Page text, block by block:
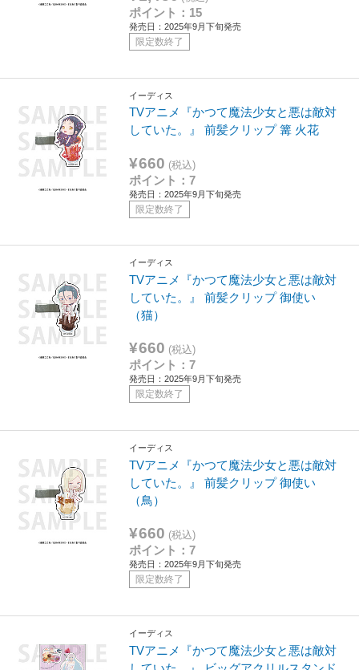
ポイント：15
発売日：2025年9月下旬発売
限定数終了
イーディス
TVアニメ『かつて魔法少女と悪は敵対
していた。』 前髪クリップ 篝 火花
¥660 (税込)
ポイント：7
発売日：2025年9月下旬発売
限定数終了
イーディス
TVアニメ『かつて魔法少女と悪は敵対
していた。』 前髪クリップ 御使い
（猫）
¥660 (税込)
ポイント：7
発売日：2025年9月下旬発売
限定数終了
イーディス
TVアニメ『かつて魔法少女と悪は敵対
していた。』 前髪クリップ 御使い
（鳥）
¥660 (税込)
ポイント：7
発売日：2025年9月下旬発売
限定数終了
イーディス
TVアニメ『かつて魔法少女と悪は敵対